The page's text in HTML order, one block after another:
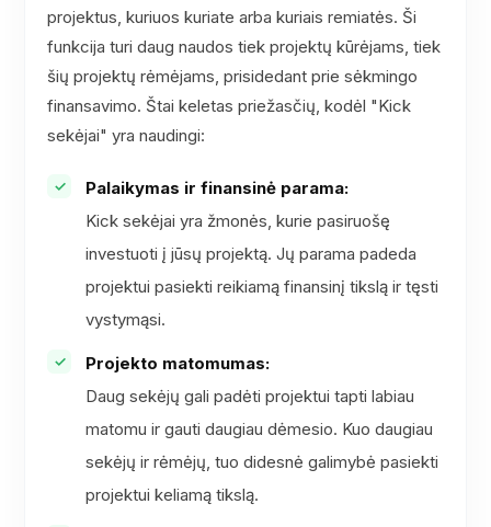
projektus, kuriuos kuriate arba kuriais remiatės. Ši
funkcija turi daug naudos tiek projektų kūrėjams, tiek
šių projektų rėmėjams, prisidedant prie sėkmingo
finansavimo. Štai keletas priežasčių, kodėl "Kick
sekėjai" yra naudingi:
Palaikymas ir finansinė parama:
Kick sekėjai yra žmonės, kurie pasiruošę
investuoti į jūsų projektą. Jų parama padeda
projektui pasiekti reikiamą finansinį tikslą ir tęsti
vystymąsi.
Projekto matomumas:
Daug sekėjų gali padėti projektui tapti labiau
matomu ir gauti daugiau dėmesio. Kuo daugiau
sekėjų ir rėmėjų, tuo didesnė galimybė pasiekti
projektui keliamą tikslą.